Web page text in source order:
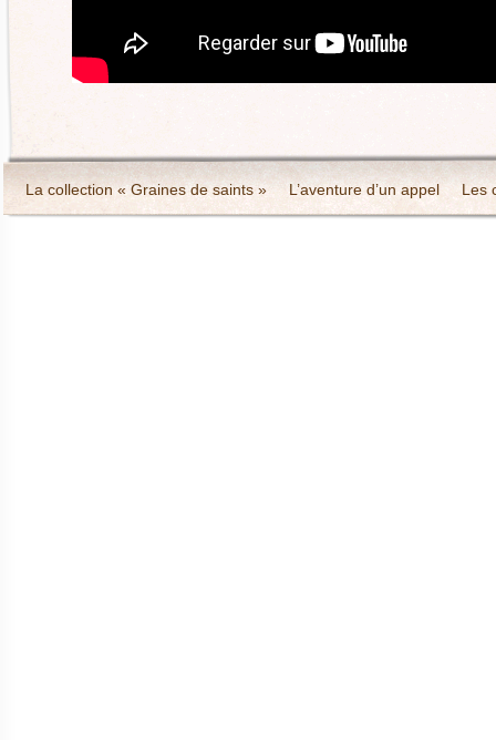
La collection « Graines de saints » L’aventure d’un appel Les